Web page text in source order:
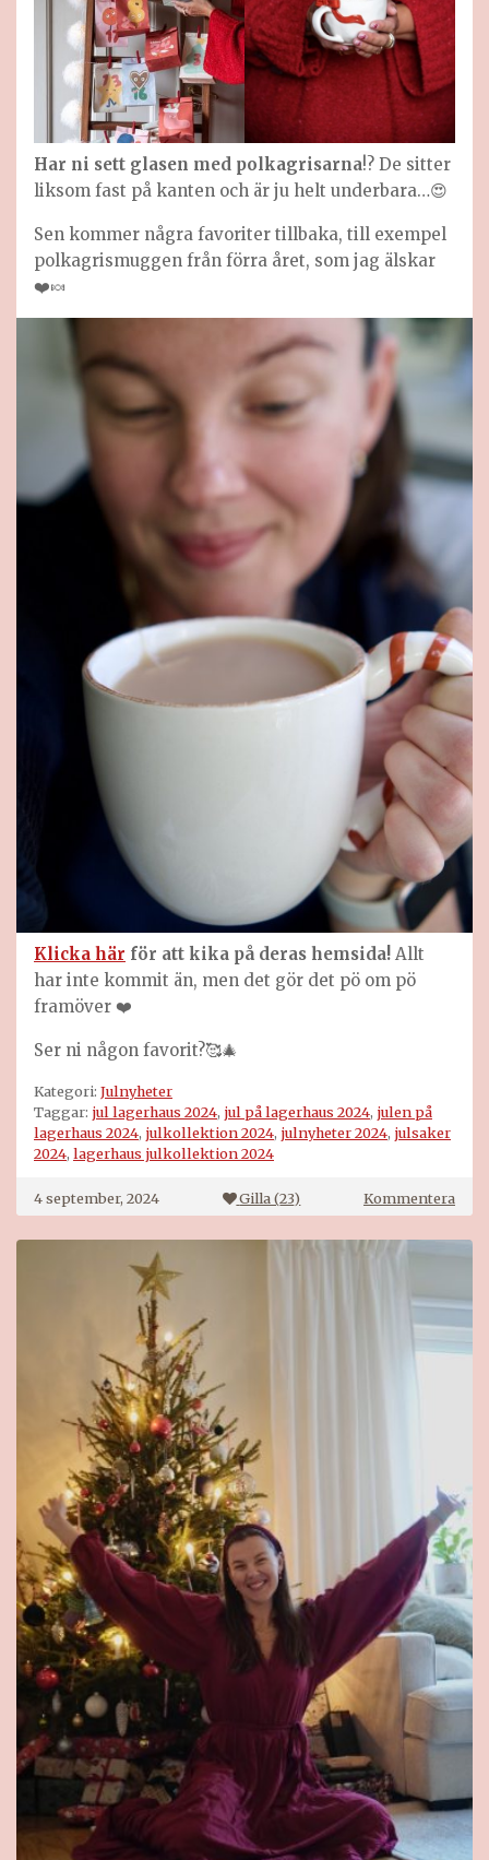
Har ni sett glasen med polkagrisarna!? De sitter
liksom fast på kanten och är ju helt underbara…😍
Sen kommer några favoriter tillbaka, till exempel
polkagrismuggen från förra året, som jag älskar
❤️🍬
Klicka här för att kika på deras hemsida! Allt
har inte kommit än, men det gör det pö om pö
framöver ❤️
Ser ni någon favorit?🥰🎄
Kategori: Julnyheter
Taggar: jul lagerhaus 2024, jul på lagerhaus 2024, julen på
lagerhaus 2024, julkollektion 2024, julnyheter 2024, julsaker
2024, lagerhaus julkollektion 2024
4 september, 2024 Gilla (23) Kommenterapå
jul